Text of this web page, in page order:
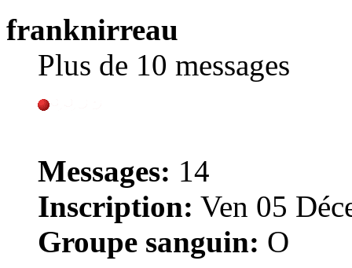
franknirreau
Plus de 10 messages
Messages: 14
Inscription: Ven 05
Groupe sanguin: O